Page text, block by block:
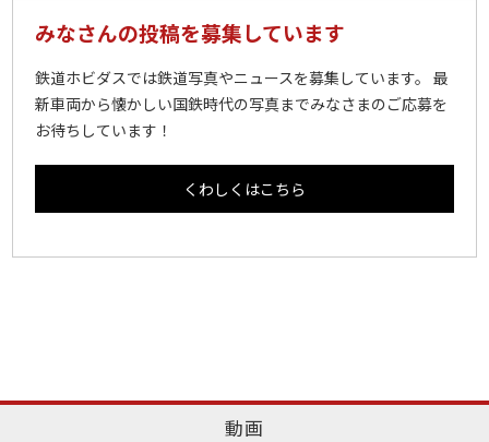
みなさんの投稿を募集しています
鉄道ホビダスでは鉄道写真やニュースを募集しています。 最
新車両から懐かしい国鉄時代の写真までみなさまのご応募を
お待ちしています！
くわしくはこちら
動画